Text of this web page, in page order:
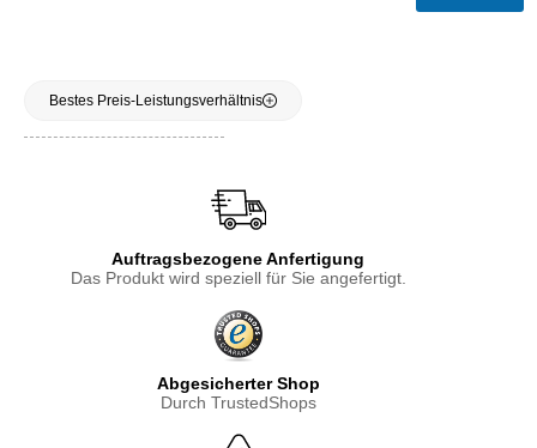
Bestes Preis-Leistungsverhältnis
Auftragsbezogene Anfertigung
Das Produkt wird speziell für Sie angefertigt.
Abgesicherter Shop
Durch TrustedShops